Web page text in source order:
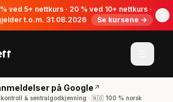
ved 5+ nettkurs · 20 % ved 10+ nettkurs ·
t.o.m. 31.08.2026
Se kursene →
på Google↗
& sentralgodkjenning · 🇳🇴 100 % norsk